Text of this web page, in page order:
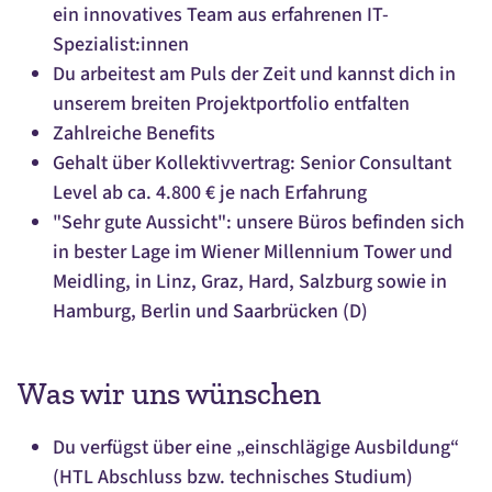
ein innovatives Team aus erfahrenen IT-
Spezialist:innen
Du arbeitest am Puls der Zeit und kannst dich in
unserem breiten Projektportfolio entfalten
Zahlreiche Benefits
Gehalt über Kollektivvertrag: Senior Consultant
Level ab ca. 4.800 € je nach Erfahrung
"Sehr gute Aussicht": unsere Büros befinden sich
in bester Lage im Wiener Millennium Tower und
Meidling, in Linz, Graz, Hard, Salzburg sowie in
Hamburg, Berlin und Saarbrücken (D)
Was wir uns wünschen
Du verfügst über eine „einschlägige Ausbildung“
(HTL Abschluss bzw. technisches Studium)